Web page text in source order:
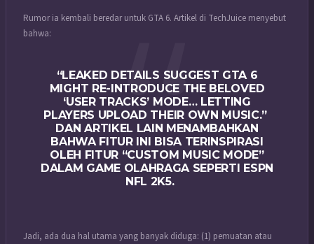
Rumor ia kembali beredar untuk GTA 6. Artikel di TechJuice menyebut
bahwa:
“LEAKED DETAILS SUGGEST GTA 6
MIGHT RE-INTRODUCE THE BELOVED
‘USER TRACKS’ MODE… LETTING
PLAYERS UPLOAD THEIR OWN MUSIC.”
DAN ARTIKEL LAIN MENAMBAHKAN
BAHWA FITUR INI BISA TERINSPIRASI
OLEH FITUR “CUSTOM MUSIC MODE”
DALAM GAME OLAHRAGA SEPERTI ESPN
NFL 2K5.
Jadi, ada dua hal utama yang banyak diduga: (1) pemuatan atau